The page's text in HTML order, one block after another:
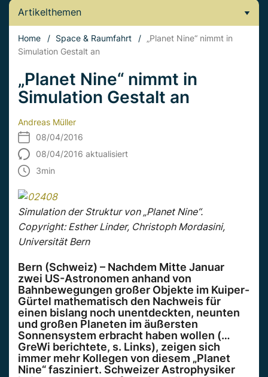
Artikelthemen
Home / Space & Raumfahrt / „Planet Nine“ nimmt in
Simulation Gestalt an
„Planet Nine“ nimmt in
Simulation Gestalt an
Andreas Müller
08/04/2016
08/04/2016 aktualisiert
3min
Simulation der Struktur von „Planet Nine“.
Copyright: Esther Linder, Christoph Mordasini,
Universität Bern
Bern (Schweiz) – Nachdem Mitte Januar
zwei US-Astronomen anhand von
Bahnbewegungen großer Objekte im Kuiper-
Gürtel mathematisch den Nachweis für
einen bislang noch unentdeckten, neunten
und großen Planeten im äußersten
Sonnensystem erbracht haben wollen (…
GreWi berichtete, s. Links), zeigen sich
immer mehr Kollegen von diesem „Planet
Nine“ fasziniert. Schweizer Astrophysiker